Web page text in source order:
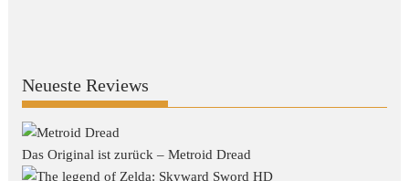
Neueste Reviews
Das Original ist zurück – Metroid Dread